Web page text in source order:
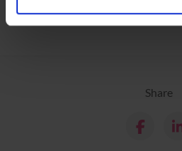
analizzare il nostro traffico.
raccolto dal tuo utilizzo dei loro
Share